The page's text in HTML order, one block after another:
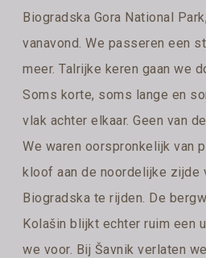
Biogradska Gora National
vanavond. We passeren een
meer. Talrijke keren gaan we
Soms korte, soms lange en
vlak achter elkaar. Geen van
We waren oorspronkelijk van
kloof aan de noordelijke zijde
Biogradska te rijden. De
Kolašin blijkt echter ruim een
we voor. Bij Šavnik verlaten